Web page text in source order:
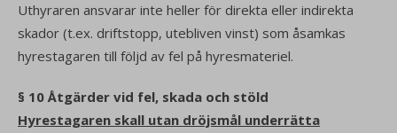
Uthyraren ansvarar inte heller för direkta eller indirekta
skador (t.ex. driftstopp, utebliven vinst) som åsamkas
hyrestagaren till följd av fel på hyresmateriel.
§ 10 Åtgärder vid fel, skada och stöld
Hyrestagaren skall utan dröjsmål underrätta